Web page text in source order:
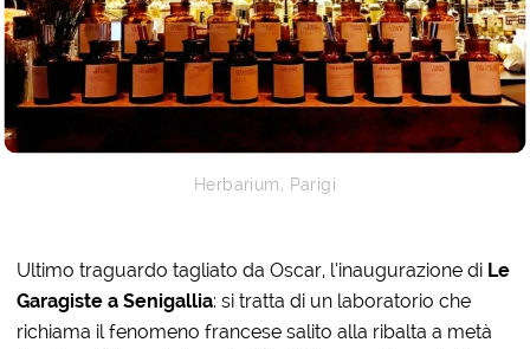
Herbarium, Parigi
Ultimo traguardo tagliato da Oscar, l’inaugurazione di Le
Garagiste a Senigallia: si tratta di un laboratorio che
richiama il fenomeno francese salito alla ribalta a metà